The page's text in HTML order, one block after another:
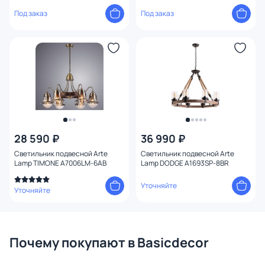
Под заказ
Под заказ
28 590 ₽
Светильник подвесной Arte
Lamp TIMONE A7006LM-6AB
Уточняйте
36 990 ₽
Светильник подвесной Arte
Lamp DODGE A1693SP-8BR
Уточняйте
Почему покупают в Basicdecor
Вид рассеивателя
Оформление
Конструкция